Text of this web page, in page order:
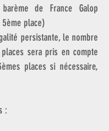
de France Galop
5ème place)
persistante, le nombre
sera pris en compte
places si nécessaire,
: